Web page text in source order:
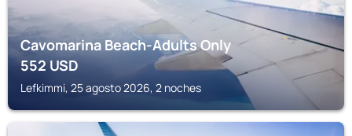
Cavomarina Beach-Adults Only
552USD
Lefkimmi, 25 agosto 2026, 2 noches